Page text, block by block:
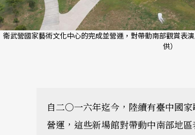
衛武營國家藝術文化中心的完成並營運，對帶動南部觀賞表
供）
自二○一六年迄今，陸續有臺中國
營運，這些新場館對帶動中南部地